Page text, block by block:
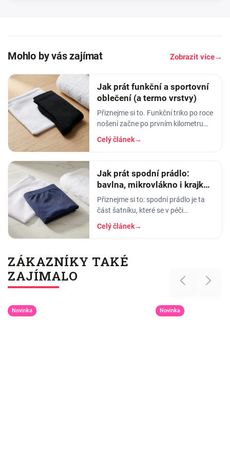
Mohlo by vás zajímat Zobrazit více→
Jak prát funkční a sportovní
oblečení (a termo vrstvy)
Přiznejme si to. Funkční triko po roce
nošení začne po prvním kilometru
smrdět tak, že ho radši věšíte na
balkon než do skříně. Termoprádlo…
Celý článek→
Jak prát spodní prádlo:
bavlna, mikrovlákno i krajka,
aby vydrželo
Přiznejme si to: spodní prádlo je ta
část šatníku, které se v péči
věnujeme nejmíň. Hodíme ho do
pračky se vším ostatním, dáme
Celý článek→
ZÁKAZNÍKY TAKÉ
ZAJÍMALO
Previous
Novinka Novinka
Next